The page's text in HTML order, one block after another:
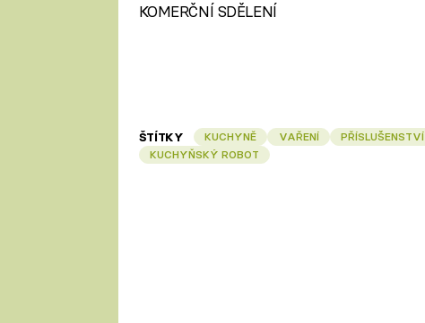
KOMERČNÍ SDĚLENÍ
ŠTÍTKY KUCHYNĚ VAŘENÍ PŘÍSLUŠENSTVÍ
KUCHYŇSKÝ ROBOT